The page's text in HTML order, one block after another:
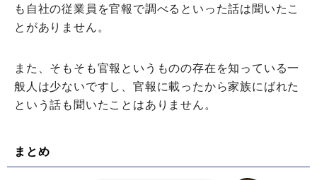
も自社の従業員を官報で調べるといった話は聞いたこ
とがありません。
また、そもそも官報というものの存在を知っている一
般人は少ないですし、官報に載ったから家族にばれた
という話も聞いたことはありません。
まとめ